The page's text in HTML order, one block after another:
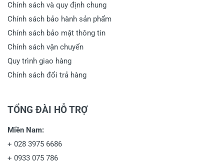
Chính sách và quy định chung
Chính sách bảo hành sản phẩm
Chính sách bảo mật thông tin
Chính sách vận chuyển
Quy trình giao hàng
Chính sách đổi trả hàng
TỔNG ĐÀI HỖ TRỢ
Miền Nam:
+ 028 3975 6686
+ 0933 075 786